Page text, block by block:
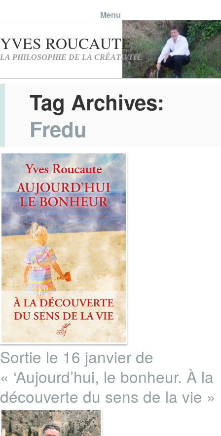
Menu
Skip to content
Tag Archives:
Fredu
Sortie le 16 janvier de
« ‘Aujourd’hui, le bonheur. À la
découverte du sens de la vie »